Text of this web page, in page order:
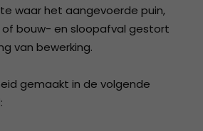
waar het aangevoerde puin,
of bouw- en sloopafval gestort
van bewerking.
gemaakt in de volgende